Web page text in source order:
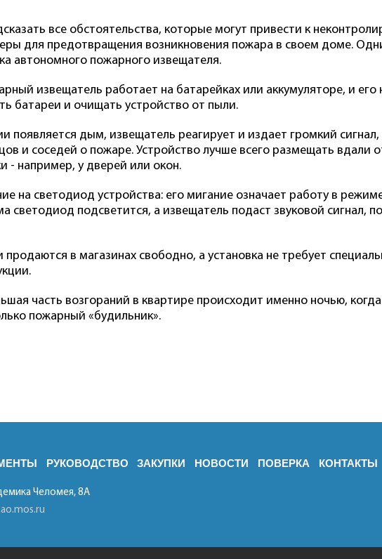
все обстоятельства, которые могут привести к
для предотвращения возникновения пожара в своем доме.
автономного пожарного извещателя.
извещатель работает на батарейках или аккумуляторе, и
батареи и очищать устройство от пыли.
появляется дым, извещатель реагирует и издает громкий
и соседей о пожаре. Устройство лучше всего размещать вдали
- например, у дверей или окон.
на светодиод устройства: его мигание означает работу в
светодиод подсветится, а извещатель подаст звуковой сигнал,
продаются в магазинах свободно, а установка не требует
часть возгораний в квартире происходит именно ночью,
пожарный «будильник».
РУКОВОДСТВО ЗАКУПКИ НОВОСТИ ПОВЕРКА КОНТАКТЫ
Челомея, 8А